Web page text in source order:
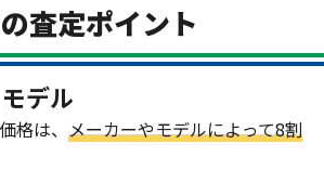
査定ポイント
デル
格は、 メーカーやモデルによって8割